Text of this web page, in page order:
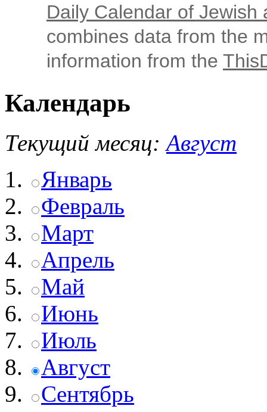
Daily Calendar of Jewish
combines data from the
information from the
Календарь
Текущий месяц: Август
Январь
Февраль
Март
Апрель
Май
Июнь
Июль
Август
Сентябрь